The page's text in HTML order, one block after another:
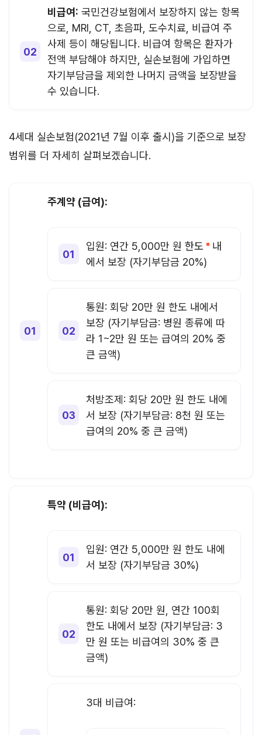
비급여: 국민건강보험에서 보장하지 않는 항목
으로, MRI, CT, 초음파, 도수치료, 비급여 주
사제 등이 해당됩니다. 비급여 항목은 환자가
전액 부담해야 하지만, 실손보험에 가입하면
자기부담금을 제외한 나머지 금액을 보장받을
수 있습니다.
4세대 실손보험(2021년 7월 이후 출시)을 기준으로 보장
범위를 더 자세히 살펴보겠습니다.
주계약 (급여):
입원: 연간 5,000만 원 한도
내
에서 보장 (자기부담금 20%)
통원: 회당 20만 원 한도 내에서
보장 (자기부담금: 병원 종류에 따
라 1~2만 원 또는 급여의 20% 중
큰 금액)
처방조제: 회당 20만 원 한도 내에
서 보장 (자기부담금: 8천 원 또는
급여의 20% 중 큰 금액)
특약 (비급여):
입원: 연간 5,000만 원 한도 내에
서 보장 (자기부담금 30%)
통원: 회당 20만 원, 연간 100회
한도 내에서 보장 (자기부담금: 3
만 원 또는 비급여의 30% 중 큰
금액)
3대 비급여: